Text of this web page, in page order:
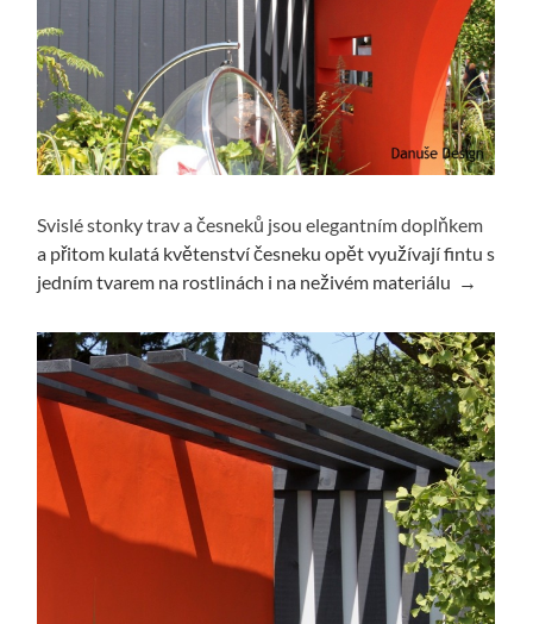
Svislé stonky trav a česneků jsou elegantním doplňkem
a přitom kulatá květenství česneku opět využívají fintu s
jedním tvarem na rostlinách i na neživém materiálu →